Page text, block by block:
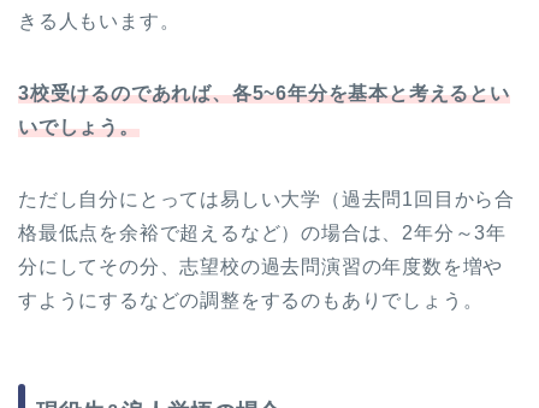
きる人もいます。
3校受けるのであれば、各5~6年分を基本と考えるとい
いでしょう。
ただし自分にとっては易しい大学（過去問1回目から合
格最低点を余裕で超えるなど）の場合は、2年分～3年
分にしてその分、志望校の過去問演習の年度数を増や
すようにするなどの調整をするのもありでしょう。